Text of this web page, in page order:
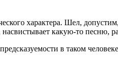
характера. Шел,
какую-то песню,
в таком